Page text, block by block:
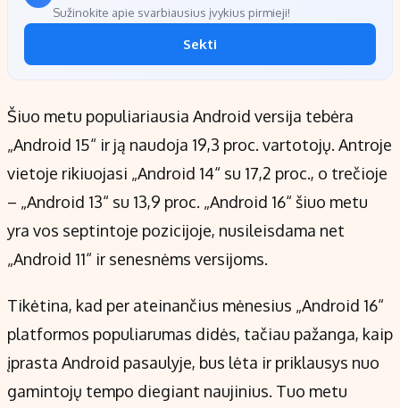
Sužinokite apie svarbiausius įvykius pirmieji!
Sekti
Šiuo metu populiariausia Android versija tebėra
„Android 15“ ir ją naudoja 19,3 proc. vartotojų. Antroje
vietoje rikiuojasi „Android 14“ su 17,2 proc., o trečioje
– „Android 13“ su 13,9 proc. „Android 16“ šiuo metu
yra vos septintoje pozicijoje, nusileisdama net
„Android 11“ ir senesnėms versijoms.
Tikėtina, kad per ateinančius mėnesius „Android 16“
platformos populiarumas didės, tačiau pažanga, kaip
įprasta Android pasaulyje, bus lėta ir priklausys nuo
gamintojų tempo diegiant naujinius. Tuo metu